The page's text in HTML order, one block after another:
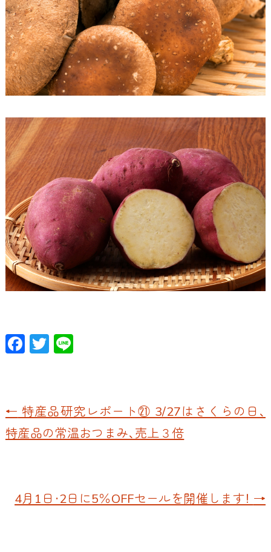
F
b
o
o
T
er
Li
← 特産品研究レポート㉑ 3/27はさくらの日、
特産品の常温おつまみ、売上３倍
4月1日・2日に5％OFFセールを開催します！ →